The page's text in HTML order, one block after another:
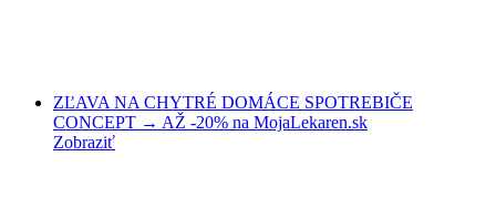
ZĽAVA NA CHYTRÉ DOMÁCE SPOTREBIČE
CONCEPT → AŽ -20% na MojaLekaren.sk
Zobraziť